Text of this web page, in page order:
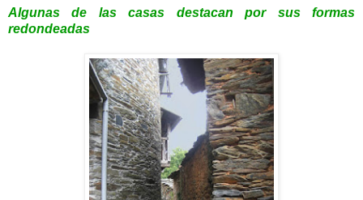
Algunas de las casas destacan por sus formas
redondeadas